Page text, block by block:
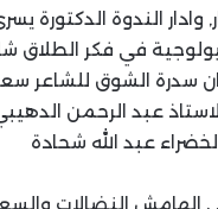
الندوة الدكتورة
في فكر الطلاق
سدرة الشوق للشاعر
عبد الرحمن
عبد الله شحادة
الهامش النضالات